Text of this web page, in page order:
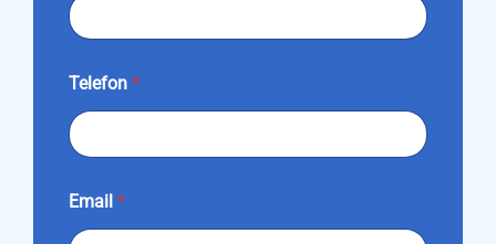
l
e
o
n
n
a
z
Telefon *
Email *